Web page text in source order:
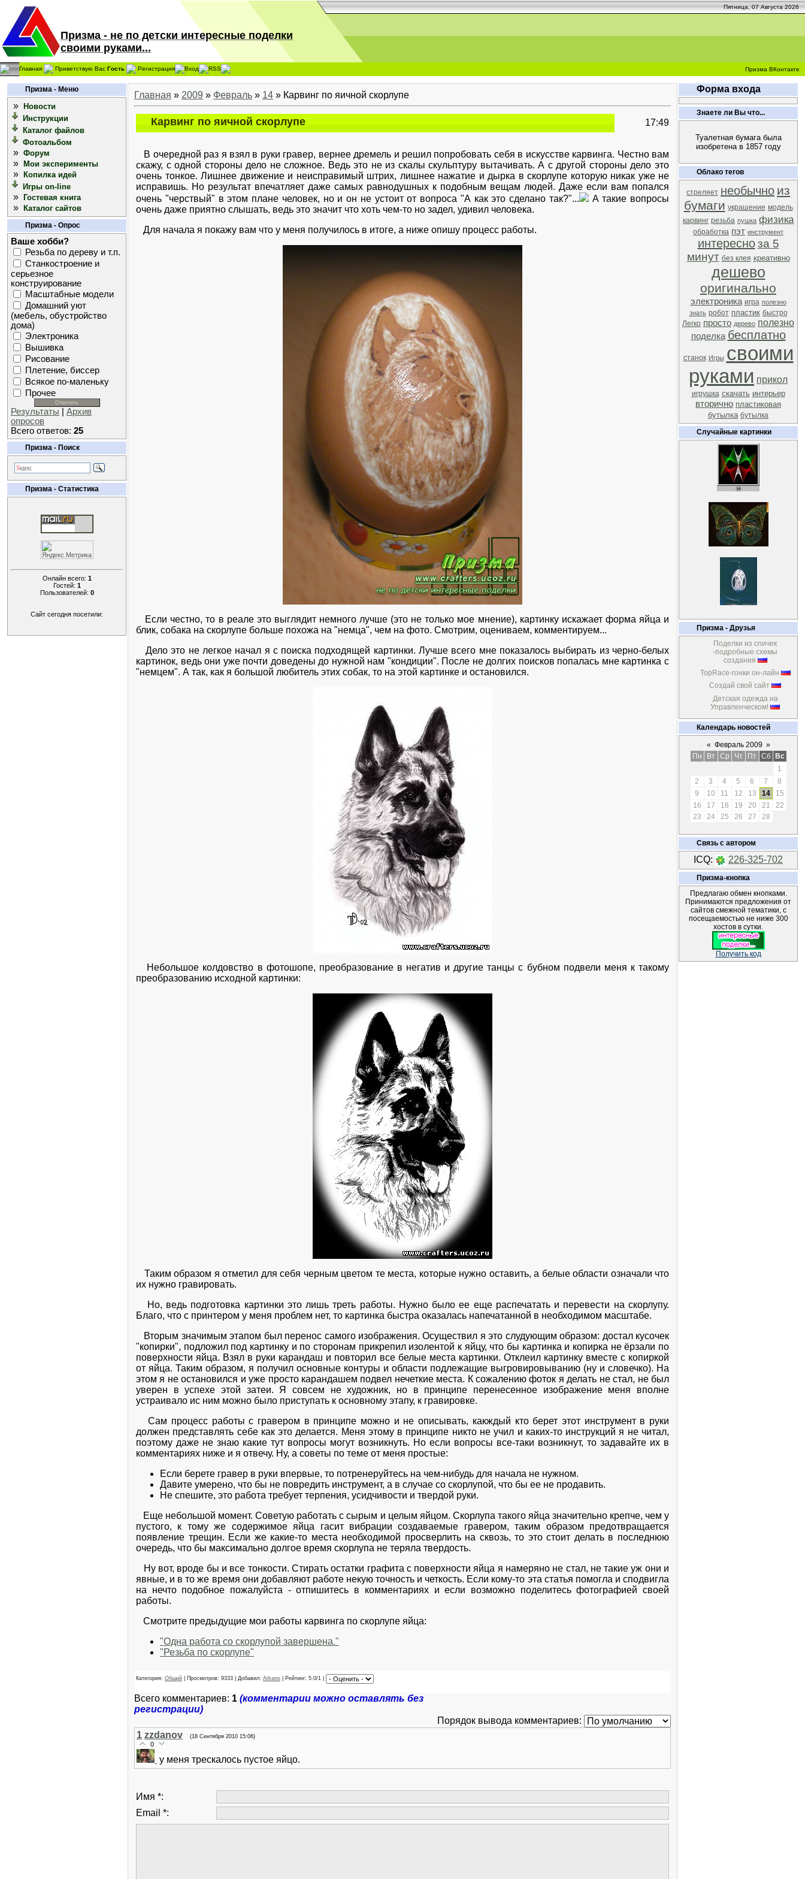
Пятница, 07 Августа 2026
Призма - не по детски интересные поделки
своими руками...
Главная Приветствую Вас Гость Регистрация Вход RSS Призма ВКонтакте
Призма - Меню
»
Новости
Инструкции
Каталог файлов
Фотоальбом
» Форум
» Мои эксперименты
»
Копилка идей
Игры on-line
» Гостевая книга
» Каталог сайтов
Призма - Опрос
Ваше хобби?
Резьба по дереву и т.п.
Станкостроение и
серьезное
конструирование
Масштабные модели
Домашний уют
(мебель, обустройство
дома)
Электроника
Вышивка
Рисование
Плетение, биссер
Всякое по-маленьку
Прочее
Результаты
Архив
опросов
Всего ответов: 25
Призма - Поиск
Призма - Статистика
Онлайн всего: 1
Гостей: 1
Пользователей: 0
Сайт сегодня посетили:
Главная » 2009 » Февраль » 14 » Карвинг по яичной скорлупе
Карвинг по яичной скорлупе 17:49
В очередной раз я взял в руки гравер, вернее дремель и решил попробовать себя в искусстве карвинга. Честно вам
скажу, с одной стороны дело не сложное. Ведь это не из скалы скульптуру вытачивать. А с другой стороны дело это
очень тонкое. Лишнее движение и неисправимый штрих, лишнее нажатие и дырка в скорлупе которую никак уже не
исправишь. Но результат впечатляет даже самых равнодушных к подобным вещам людей. Даже если вам попался
очень "черствый" в этом плане человек, но и он не устоит от вопроса "А как это сделано так?"...
А такие вопросы
очень даже приятно слышать, ведь это значит что хоть чем-то но задел, удивил человека.
Для начала я покажу вам что у меня получилось в итоге, а ниже опишу процесс работы.
Если честно, то в реале это выглядит немного лучше (это не только мое мнение), картинку искажает форма яйца и
блик, собака на скорлупе больше похожа на "немца", чем на фото. Смотрим, оцениваем, комментируем...
Дело это не легкое начал я с поиска подходящей картинки. Лучше всего мне показалось выбирать из черно-белых
картинок, ведь они уже почти доведены до нужной нам "кондиции". После не долгих поисков попалась мне картинка с
"немцем". А так, как я большой любитель этих собак, то на этой картинке и остановился.
Небольшое колдовство в фотошопе, преобразование в негатив и другие танцы с бубном подвели меня к такому
преобразованию исходной картинки:
Таким образом я отметил для себя черным цветом те места, которые нужно оставить, а белые области означали что
их нужно гравировать.
Но, ведь подготовка картинки это лишь треть работы. Нужно было ее еще распечатать и перевести на скорлупу.
Благо, что с принтером у меня проблем нет, то картинка быстра оказалась напечатанной в необходимом масштабе.
Вторым значимым этапом был перенос самого изображения. Осуществил я это слудующим образом: достал кусочек
"копирки", подложил под картинку и по сторонам прикрепил изолентой к яйцу, что бы картинка и копирка не ёрзали по
поверхности яйца. Взял в руки карандаш и повторил все белые места картинки. Отклеил картинку вместе с копиркой
от яйца. Таким образом, я получил основные контуры и области подлежащие выгровировыванию (ну и словечко). На
этом я не остановился и уже просто карандашем подвел нечеткие места. К сожалению фоток я делать не стал, не был
уверен в успехе этой затеи. Я совсем не художник, но в принципе перенесенное изображение меня вполне
устраивало ис ним можно было приступать к основному этапу, к гравировке.
Сам процесс работы с гравером в принципе можно и не описывать, какждый кто берет этот инструмент в руки
должен представлять себе как это делается. Меня этому в принципе никто не учил и каких-то инструкций я не читал,
поэтому даже не знаю какие тут вопросы могут возникнуть. Но если вопросы все-таки возникнут, то задавайте их в
комментариях ниже и я отвечу. Ну, а советы по теме от меня простые:
Если берете гравер в руки впервые, то потренеруйтесь на чем-нибудь для начала не нужном.
Давите умерено, что бы не повредить инструмент, а в случае со скорлупой, что бы ее не продавить.
Не спешите, это работа требует терпения, усидчивости и твердой руки.
Еще небольшой момент. Советую работать с сырым и целым яйцом. Скорлупа такого яйца значительно крепче, чем у
пустого, к тому же содержимое яйца гасит вибрации создаваемые гравером, таким образом предотвращается
появление трещин. Если же какие-то места необходимой просверлить на сквозь, то это стоит делать в последнюю
очередь, что бы максимально долгое время скорлупа не теряла твердость.
Ну вот, вроде бы и все тонкости. Стирать остатки графита с поверхности яйца я намеряно не стал, не такие уж они и
явные, и в то же время они добавляют работе некую точность и четкость. Если кому-то эта статья помогла и сподвигла
на нечто подобное пожалуйста - отпишитесь в комментариях и если возможно поделитесь фотографией своей
работы.
Смотрите предыдущие мои работы карвинга по скорлупе яйца:
"Одна работа со скорлупой завершена."
"Резьба по скорлупе"
Категория: Общий | Просмотров: 9333 | Добавил: Arkano | Рейтинг: 5.0/1 |
Всего комментариев: 1 (комментарии можно оставлять без
регистрации)
Порядок вывода комментариев:
1 zzdanov (18 Сентября 2010 15:06)
0
у меня трескалось пустое яйцо.
Имя *:
Email *:
Форма входа
Знаете ли Вы что...
Туалетная бумага была
изобретена в 1857 году
Облако тегов
стреляет необычно из
бумаги украшение модель
карвинг резьба пушка физика
обработка пэт инструмент
интересно за 5
минут без клея креативно
дешево
оригинально
электроника игра полезно
знать робот пластик быстро
Легко просто дерево полезно
поделка бесплатно
станок Игры своими
руками прикол
игрушка скачать интерьер
вторично пластиковая
бутылка бутылка
Случайные картинки
Призма - Друзья
Поделки из спичек
-подробные схемы
создания
TopRace-гонки он-лайн
Создай свой сайт
Детская одежда на
Управленческом!
Календарь новостей
« Февраль 2009 »
Пн
Вт Ср Чт Пт Сб
Вс
1
2
3 4 5 6 7
8
9
10 11 12 13 14
15
16
17 18 19 20 21
22
23
24 25 26 27 28
Связь с автором
ICQ: 226-325-702
Призма-кнопка
Предлагаю обмен кнопками.
Принимаются предложения от
сайтов смежной тематики, с
посещаемостью не ниже 300
хостов в сутки.
Получить код